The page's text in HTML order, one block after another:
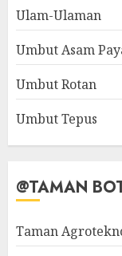
Ulam-Ulaman
Umbut Asam
Umbut Rotan
Umbut Tepus
@TAMAN
Taman